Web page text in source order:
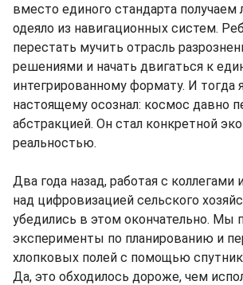
вместо единого стандарта получаем
одеяло из навигационных систем.
перестать мучить отрасль
решениями и начать двигаться к
интегрированному формату. И тогда
настоящему осознал: космос давно
абстракцией. Он стал конкретной
реальностью.
Два года назад, работая с коллегами
над цифровизацией сельского
убедились в этом окончательно. Мы
эксперименты по планированию и
хлопковых полей с помощью
Да, это обходилось дороже, чем